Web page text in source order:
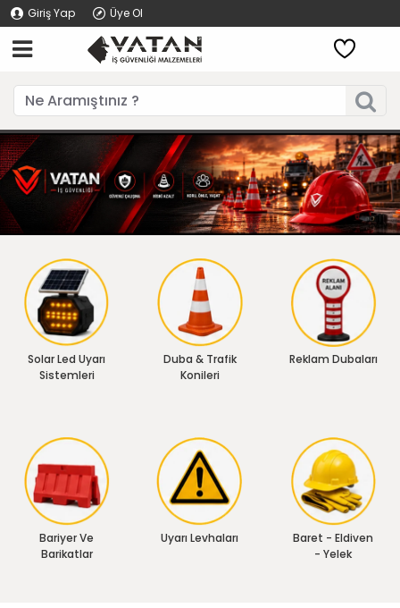
Giriş Yap Üye Ol
Solar Led Uyarı
Sistemleri
Duba & Trafik
Konileri
Reklam Dubaları
Bariyer Ve
Barikatlar
Uyarı Levhaları
Baret - Eldiven
- Yelek